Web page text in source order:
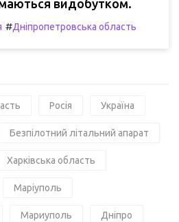
видобутком.
#Дніпропетровська область
Росія Україна
Безпілотний літальний апарат
Харківська область
Маріуполь
Мариуполь Дніпро